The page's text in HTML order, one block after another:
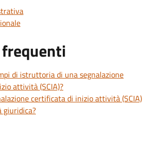
di istruttoria di una segnalazione
attività (SCIA)?
certificata di inizio attività (SCIA)
giuridica?